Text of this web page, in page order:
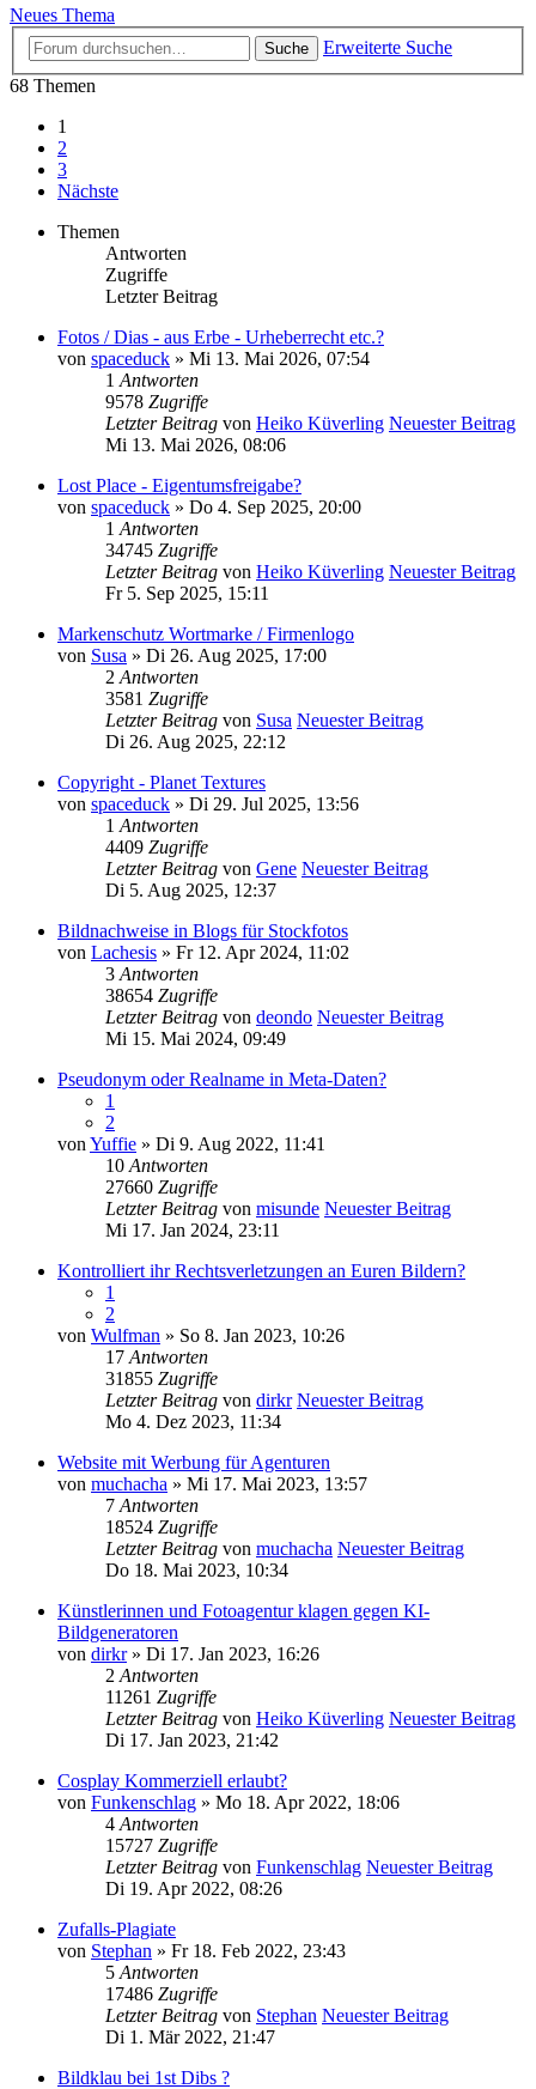
Neues Thema
Suche
Erweiterte Suche
68 Themen
1
2
3
Nächste
Themen
Antworten
Zugriffe
Letzter Beitrag
Fotos / Dias - aus Erbe - Urheberrecht etc.?
von spaceduck » Mi 13. Mai 2026, 07:54
1 Antworten
9578 Zugriffe
Letzter Beitrag von Heiko Küverling Neuester Beitrag
Mi 13. Mai 2026, 08:06
Lost Place - Eigentumsfreigabe?
von spaceduck » Do 4. Sep 2025, 20:00
1 Antworten
34745 Zugriffe
Letzter Beitrag von Heiko Küverling Neuester Beitrag
Fr 5. Sep 2025, 15:11
Markenschutz Wortmarke / Firmenlogo
von Susa » Di 26. Aug 2025, 17:00
2 Antworten
3581 Zugriffe
Letzter Beitrag von Susa Neuester Beitrag
Di 26. Aug 2025, 22:12
Copyright - Planet Textures
von spaceduck » Di 29. Jul 2025, 13:56
1 Antworten
4409 Zugriffe
Letzter Beitrag von Gene Neuester Beitrag
Di 5. Aug 2025, 12:37
Bildnachweise in Blogs für Stockfotos
von Lachesis » Fr 12. Apr 2024, 11:02
3 Antworten
38654 Zugriffe
Letzter Beitrag von deondo Neuester Beitrag
Mi 15. Mai 2024, 09:49
Pseudonym oder Realname in Meta-Daten?
1
2
von Yuffie » Di 9. Aug 2022, 11:41
10 Antworten
27660 Zugriffe
Letzter Beitrag von misunde Neuester Beitrag
Mi 17. Jan 2024, 23:11
Kontrolliert ihr Rechtsverletzungen an Euren Bildern?
1
2
von Wulfman » So 8. Jan 2023, 10:26
17 Antworten
31855 Zugriffe
Letzter Beitrag von dirkr Neuester Beitrag
Mo 4. Dez 2023, 11:34
Website mit Werbung für Agenturen
von muchacha » Mi 17. Mai 2023, 13:57
7 Antworten
18524 Zugriffe
Letzter Beitrag von muchacha Neuester Beitrag
Do 18. Mai 2023, 10:34
Künstlerinnen und Fotoagentur klagen gegen KI-
Bildgeneratoren
von dirkr» Di 17. Jan 2023, 16:26
2 Antworten
11261 Zugriffe
Letzter Beitrag von Heiko Küverling Neuester Beitrag
Di 17. Jan 2023, 21:42
Cosplay Kommerziell erlaubt?
von Funkenschlag » Mo 18. Apr 2022, 18:06
4 Antworten
15727 Zugriffe
Letzter Beitrag von Funkenschlag Neuester Beitrag
Di 19. Apr 2022, 08:26
Zufalls-Plagiate
von Stephan » Fr 18. Feb 2022, 23:43
5 Antworten
17486 Zugriffe
Letzter Beitrag von Stephan Neuester Beitrag
Di 1. Mär 2022, 21:47
Bildklau bei 1st Dibs ?